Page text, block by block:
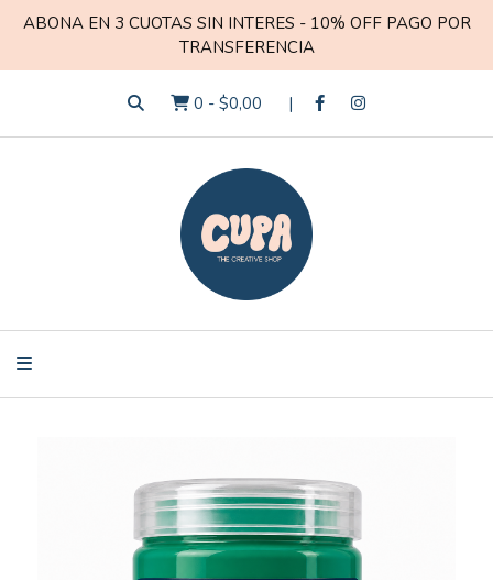
ABONA EN 3 CUOTAS SIN INTERES - 10% OFF PAGO POR
TRANSFERENCIA
0 - $0,00